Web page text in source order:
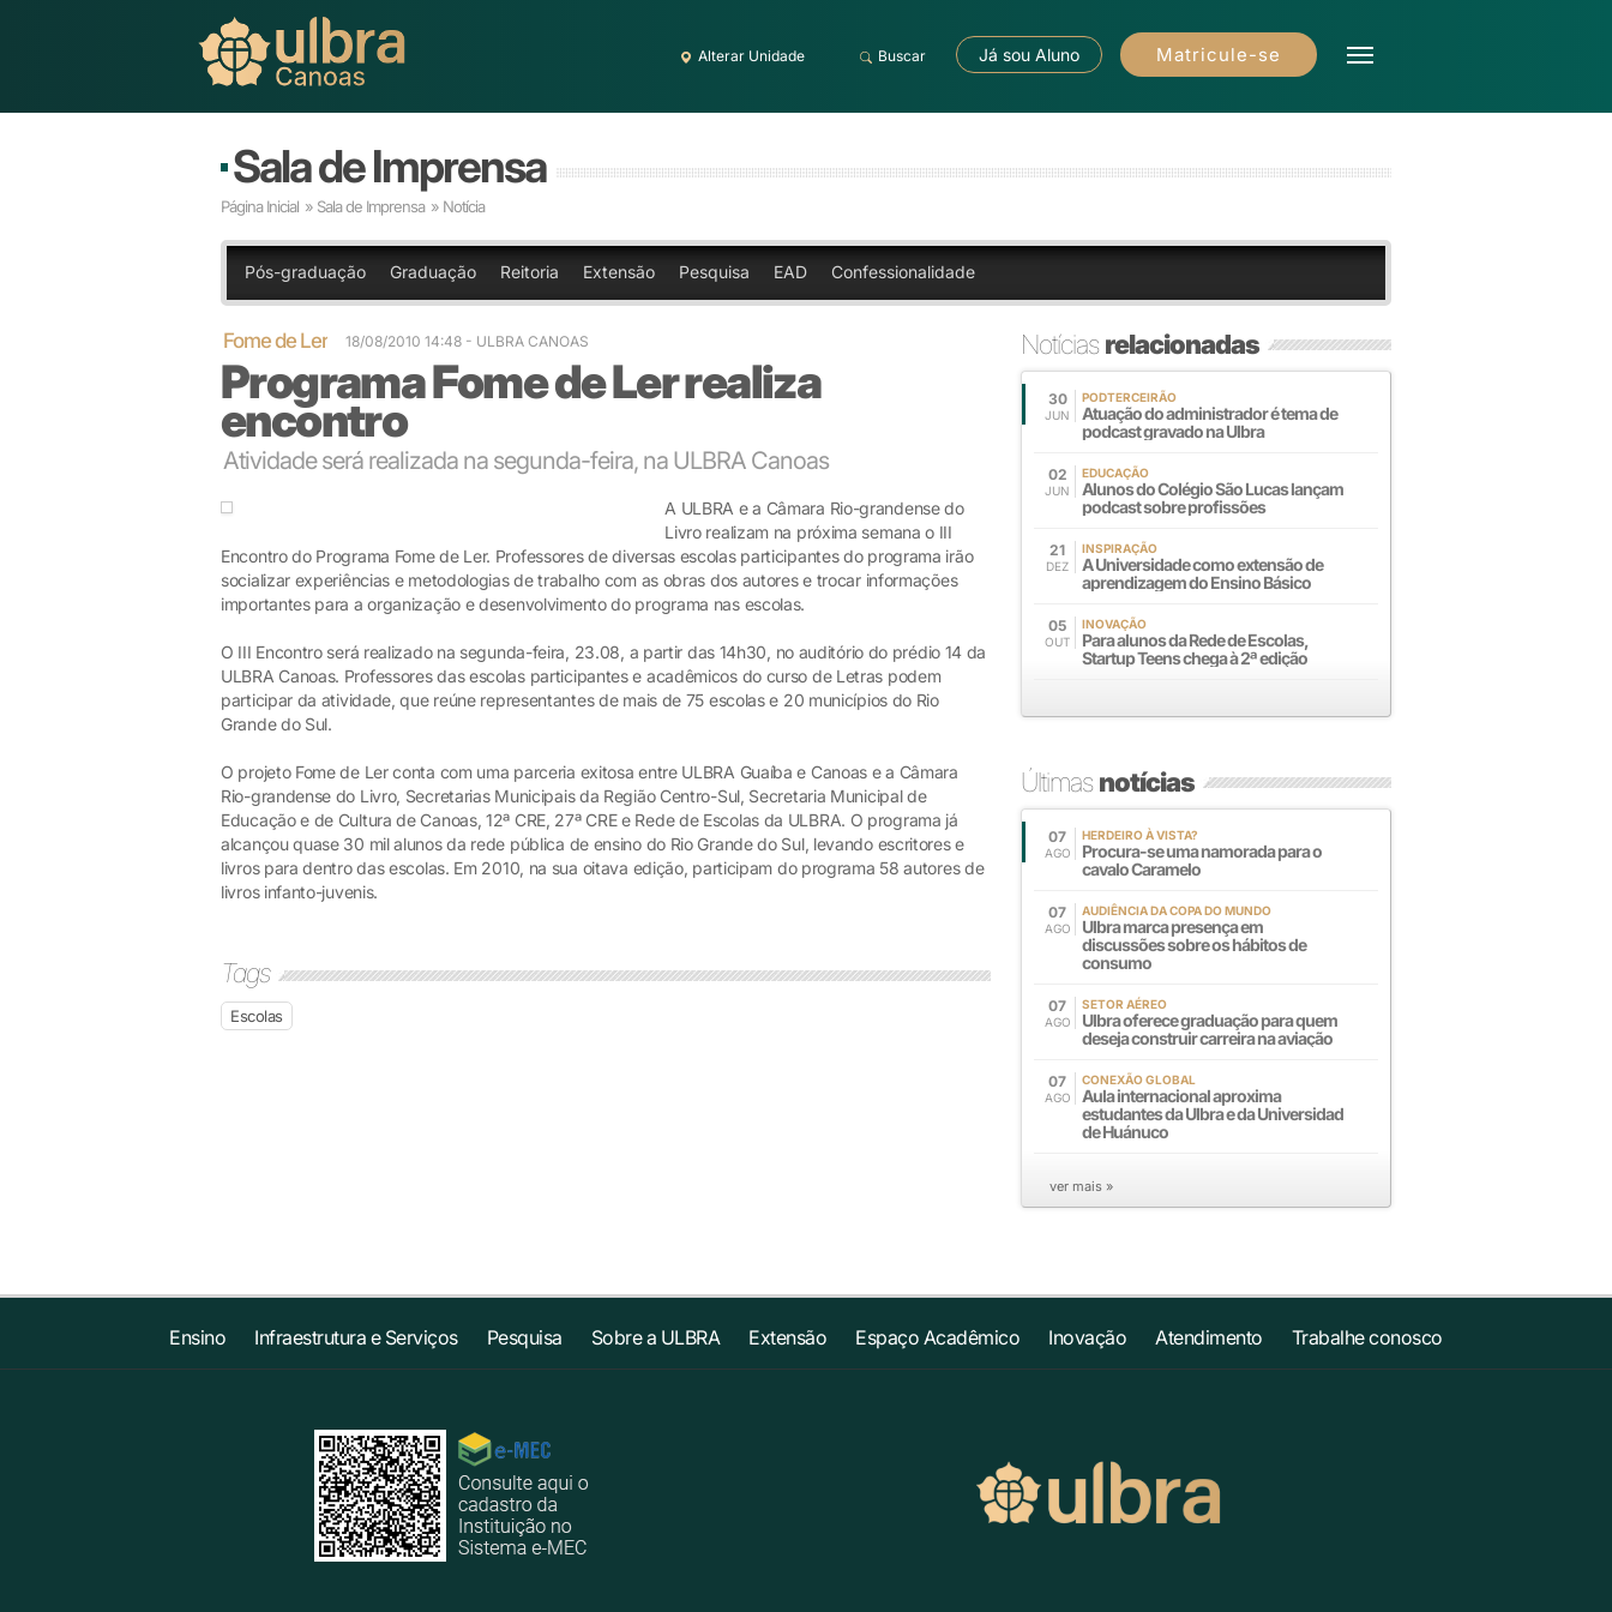
Alterar Unidade Buscar Já sou Aluno Matricule-se
Sala de Imprensa
Página Inicial » Sala de Imprensa » Notícia
Pós-graduação Graduação Reitoria Extensão Pesquisa EAD Confessionalidade
Fome de Ler 18/08/2010 14:48 - ULBRA CANOAS
Programa Fome de Ler realiza
encontro
Atividade será realizada na segunda-feira, na ULBRA Canoas
A ULBRA e a Câmara Rio-grandense do
Livro realizam na próxima semana o III
Encontro do Programa Fome de Ler. Professores de diversas escolas participantes do programa irão
socializar experiências e metodologias de trabalho com as obras dos autores e trocar informações
importantes para a organização e desenvolvimento do programa nas escolas.
O III Encontro será realizado na segunda-feira, 23.08, a partir das 14h30, no auditório do prédio 14 da
ULBRA Canoas. Professores das escolas participantes e acadêmicos do curso de Letras podem
participar da atividade, que reúne representantes de mais de 75 escolas e 20 municípios do Rio
Grande do Sul.
O projeto Fome de Ler conta com uma parceria exitosa entre ULBRA Guaíba e Canoas e a Câmara
Rio-grandense do Livro, Secretarias Municipais da Região Centro-Sul, Secretaria Municipal de
Educação e de Cultura de Canoas, 12ª CRE, 27ª CRE e Rede de Escolas da ULBRA. O programa já
alcançou quase 30 mil alunos da rede pública de ensino do Rio Grande do Sul, levando escritores e
livros para dentro das escolas. Em 2010, na sua oitava edição, participam do programa 58 autores de
livros infanto-juvenis.
Tags
Escolas
Notíciasrelacionadas
30
JUN
PODTERCEIRÃO
Atuação do administrador é tema de
podcast gravado na Ulbra
02
JUN
EDUCAÇÃO
Alunos do Colégio São Lucas lançam
podcast sobre profissões
21
DEZ
INSPIRAÇÃO
A Universidade como extensão de
aprendizagem do Ensino Básico
05
OUT
INOVAÇÃO
Para alunos da Rede de Escolas,
Startup Teens chega à 2ª edição
Últimasnotícias
07
AGO
HERDEIRO À VISTA?
Procura-se uma namorada para o
cavalo Caramelo
07
AGO
AUDIÊNCIA DA COPA DO MUNDO
Ulbra marca presença em
discussões sobre os hábitos de
consumo
07
AGO
SETOR AÉREO
Ulbra oferece graduação para quem
deseja construir carreira na aviação
07
AGO
CONEXÃO GLOBAL
Aula internacional aproxima
estudantes da Ulbra e da Universidad
de Huánuco
ver mais »
Ensino Infraestrutura e Serviços Pesquisa Sobre a ULBRA Extensão Espaço Acadêmico Inovação Atendimento Trabalhe conosco